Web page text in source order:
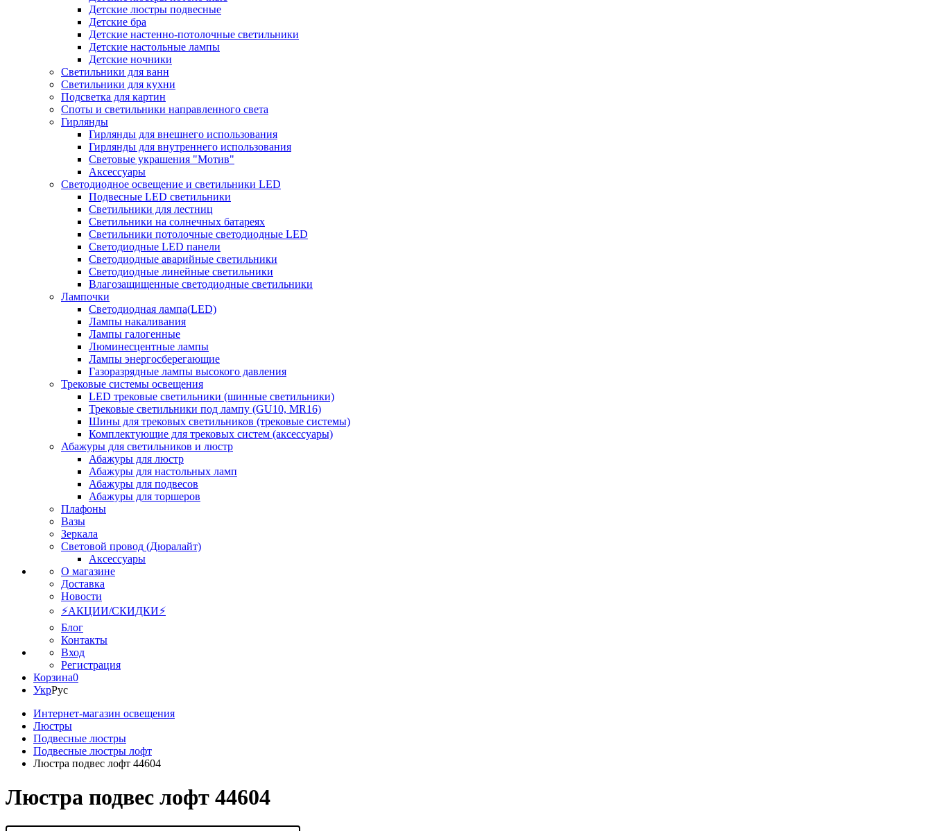
Детские люстры подвесные
Детские бра
Детские настенно-потолочные светильники
Детские настольные лампы
Детские ночники
Светильники для ванн
Светильники для кухни
Подсветка для картин
Споты и светильники направленного света
Гирлянды
Гирлянды для внешнего использования
Гирлянды для внутреннего использования
Световые украшения "Мотив"
Аксессуары
Светодиодное освещение и светильники LED
Подвесные LED светильники
Светильники для лестниц
Светильники на солнечных батареях
Светильники потолочные светодиодные LED
Светодиодные LED панели
Светодиодные аварийные светильники
Светодиодные линейные светильники
Влагозащищенные светодиодные светильники
Лампочки
Светодиодная лампа(LED)
Лампы накаливания
Лампы галогенные
Люминесцентные лампы
Лампы энергосберегающие
Газоразрядные лампы высокого давления
Трековые системы освещения
LED трековые светильники (шинные светильники)
Трековые светильники под лампу (GU10, MR16)
Шины для трековых светильников (трековые системы)
Комплектующие для трековых систем (аксессуары)
Абажуры для светильников и люстр
Абажуры для люстр
Абажуры для настольных ламп
Абажуры для подвесов
Абажуры для торшеров
Плафоны
Вазы
Зеркала
Световой провод (Дюралайт)
Аксессуары
О магазине
Доставка
Новости
⚡АКЦИИ/СКИДКИ⚡
Блог
Контакты
Вход
Регистрация
Корзина0
УкрРус
Интернет-магазин освещения
Люстры
Подвесные люстры
Подвесные люстры лофт
Люстра подвес лофт 44604
Люстра подвес лофт 44604